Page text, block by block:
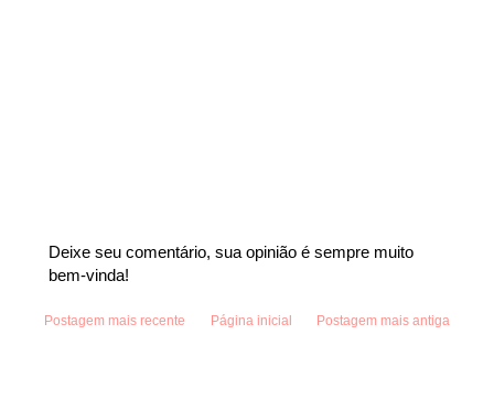
Deixe seu comentário, sua opinião é sempre muito
bem-vinda!
Postagem mais recente Postagem mais antiga
Página inicial